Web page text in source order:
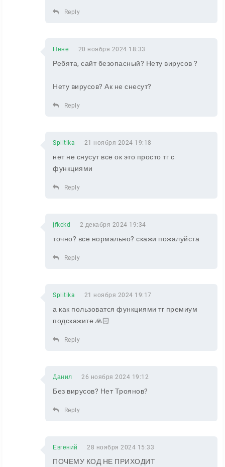
Reply
Нене 20 ноября 2024 18:33
Ребята, сайт безопасный? Нету вирусов ?
Нету вирусов? Ак не снесут?
Reply
Splitika 21 ноября 2024 19:18
нет не снусут все ок это просто тг с
функциями
Reply
jfkckd 2 декабря 2024 19:34
точно? все нормально? скажи пожалуйста
Reply
Splitika 21 ноября 2024 19:17
а как пользоватся функциями тг премиум
подскажите 🙏🏻
Reply
Данил 26 ноября 2024 19:12
Без вирусов? Нет Троянов?
Reply
Евгений 28 ноября 2024 15:33
ПОЧЕМУ КОД НЕ ПРИХОДИТ